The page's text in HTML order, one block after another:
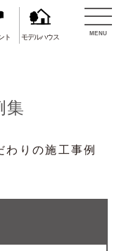
ト モデルハウス MENU
集
わりの施工事例